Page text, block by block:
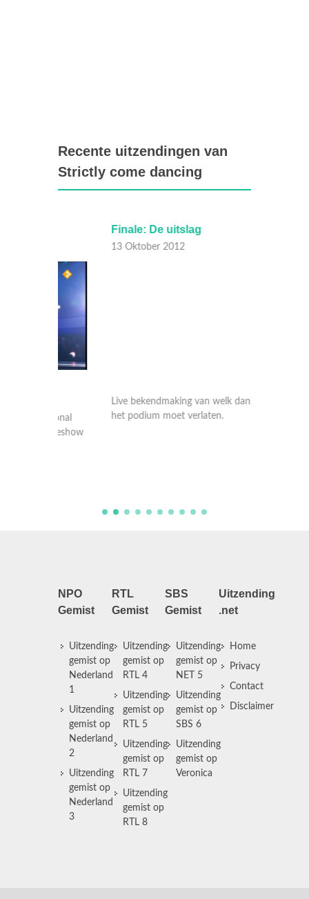
Recente uitzendingen van
Strictly come dancing
Finale: De uitslag
13 Oktober 2012
Live bekendmaking van welk danskoppel
het podium moet verlaten.
NPO
Gemist
Uitzending
gemist op
Nederland
1
Uitzending
gemist op
Nederland
2
Uitzending
gemist op
Nederland
3
RTL
Gemist
Uitzending
gemist op
RTL 4
Uitzending
gemist op
RTL 5
Uitzending
gemist op
RTL 7
Uitzending
gemist op
RTL 8
SBS
Gemist
Uitzending
gemist op
NET 5
Uitzending
gemist op
SBS 6
Uitzending
gemist op
Veronica
Uitzending
.net
Home
Privacy
Contact
Disclaimer